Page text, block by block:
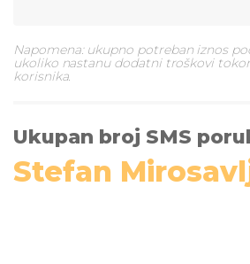
Napomena: ukupno potreban iznos
ukoliko nastanu dodatni troškovi
korisnika.
Ukupan broj SMS
Stefan